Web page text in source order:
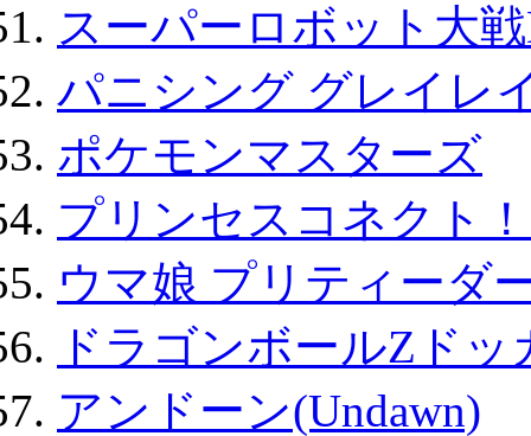
スーパーロボット大
パニシング グレイレ
ポケモンマスターズ
プリンセスコネクト
ウマ娘 プリティーダ
ドラゴンボールZド
アンドーン(Undawn)